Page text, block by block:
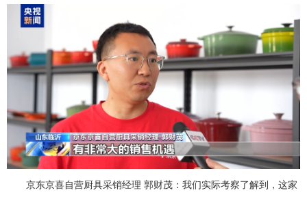
京东京喜自营厨具采销经理 郭财茂：我们实际考察了解到，这家